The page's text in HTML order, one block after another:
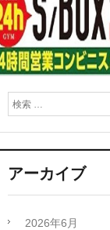
アーカイブ
2026年6月